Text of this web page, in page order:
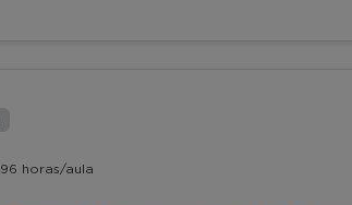
96 horas/aula